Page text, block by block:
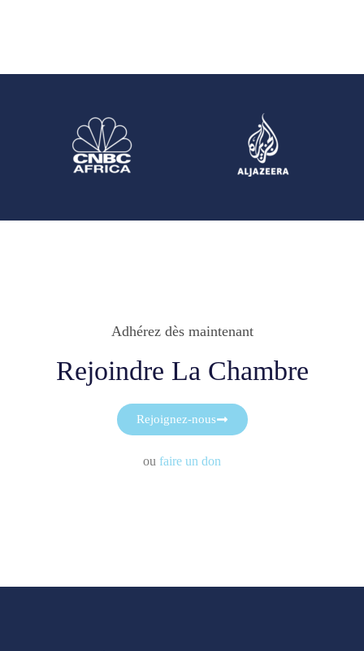
Adhérez dès maintenant
Rejoindre La Chambre
Rejoignez-nous
ou faire un don